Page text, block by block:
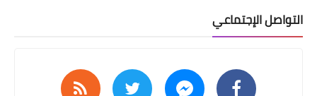
التواصل الإجتماعي